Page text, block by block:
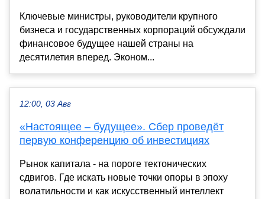
Ключевые министры, руководители крупного
бизнеса и государственных корпораций обсуждали
финансовое будущее нашей страны на
десятилетия вперед. Эконом...
12:00, 03 Авг
«Настоящее – будущее». Сбер проведёт
первую конференцию об инвестициях
Рынок капитала - на пороге тектонических
сдвигов. Где искать новые точки опоры в эпоху
волатильности и как искусственный интеллект